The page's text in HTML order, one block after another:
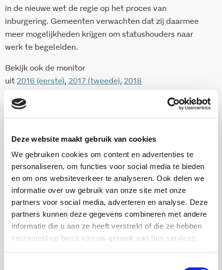
Deze website maakt gebruik van cookies
We gebruiken cookies om content en advertenties te
personaliseren, om functies voor social media te bieden
en om ons websiteverkeer te analyseren. Ook delen we
informatie over uw gebruik van onze site met onze
partners voor social media, adverteren en analyse. Deze
partners kunnen deze gegevens combineren met andere
informatie die u aan ze heeft verstrekt of die ze hebben
verzameld op basis van uw gebruik van hun services.
in de nieuwe wet de regie op het proces van
inburgering. Gemeenten verwachten dat zij daarmee
meer mogelijkheden krijgen om statushouders naar
werk te begeleiden.
Bekijk ook de monitor
uit 2016 (eerste), 2017 (tweede), 2018
978-94-6409-035-2
73
2020
Download via KIS